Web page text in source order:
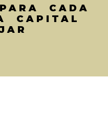
CADA
CAPITAL